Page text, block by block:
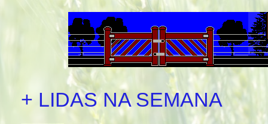
+ LIDAS NA SEMANA